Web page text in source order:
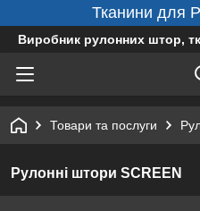
Тканини для
Виробник рулонних штор,
Товари та послуги
Рулонні штори SCREEN